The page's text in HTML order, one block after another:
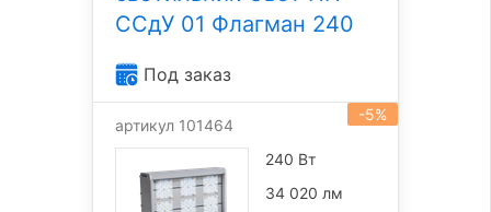
ССдУ 01 Флагман 240
Под заказ
-5%
артикул 101464
240 Вт
34 020 лм